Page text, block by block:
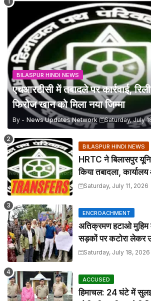
BILASPUR HINDI NEWS
एचआरटीसी में तबादले पर कार्रवाई,
फिरोज खान को मिला नया जिम्मा
By - News Updates Network Saturday, July
BILASPUR HINDI NEWS
HRTC ने बिलासपुर
किया तबादला,
Saturday, July 11, 2026
ENCROACHMENT
अतिक्रमण हटाओ मुहिम
सड़कों पर कटोरा लेकर
Saturday, July 18, 2026
ACCUSED
हिमाचल: 24 घंटे में